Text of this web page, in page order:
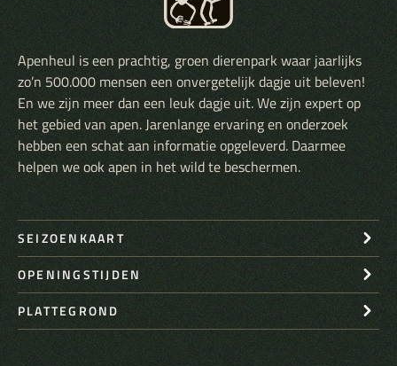
Apenheul is een prachtig, groen dierenpark waar jaarlijks
zo’n 500.000 mensen een onvergetelijk dagje uit beleven!
En we zijn meer dan een leuk dagje uit. We zijn expert op
het gebied van apen. Jarenlange ervaring en onderzoek
hebben een schat aan informatie opgeleverd. Daarmee
helpen we ook apen in het wild te beschermen.
SEIZOENKAART
OPENINGSTIJDEN
PLATTEGROND